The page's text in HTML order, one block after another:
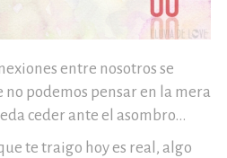
entre nosotros se
no podemos pensar en la mera
ceder ante el asombro...
te traigo hoy es real, algo